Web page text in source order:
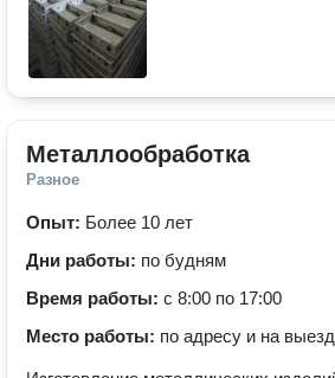
Металлообработка
Разное
Опыт: Более 10 лет
Дни работы: по будням
Время работы: с 8:00 по 17:00
Место работы: по адресу и на